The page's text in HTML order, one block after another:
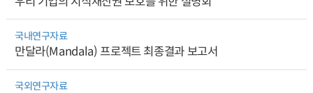
국내연구자료
만달라(Mandala) 프로젝트 최종결과 보고서
국외연구자료